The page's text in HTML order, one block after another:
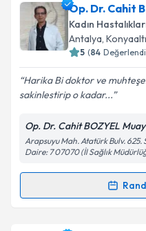
Prof. Dr. Saim
oluşturun. Size bu
takvim
Kişisel verilerimin
Metni'ni okudum
kapsamda
Takvim
Op. Dr. Cahit
Kadın
Antalya, Konyaaltı
5 (84
Harika Bi doktor ve
sakinlestirip o kadar...
Op. Dr. Cahit BOZYEL
Arapsuyu Mah. Atatürk Bulv. 625.
Daire: 7 07070 (İl Sağlık
Randevu Takvimi